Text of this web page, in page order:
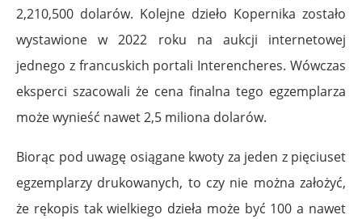
2,210,500 dolarów. Kolejne dzieło Kopernika zostało
wystawione w 2022 roku na aukcji internetowej
jednego z francuskich portali Interencheres. Wówczas
eksperci szacowali że cena finalna tego egzemplarza
może wynieść nawet 2,5 miliona dolarów.
Biorąc pod uwagę osiągane kwoty za jeden z pięciuset
egzemplarzy drukowanych, to czy nie można założyć,
że rękopis tak wielkiego dzieła może być 100 a nawet